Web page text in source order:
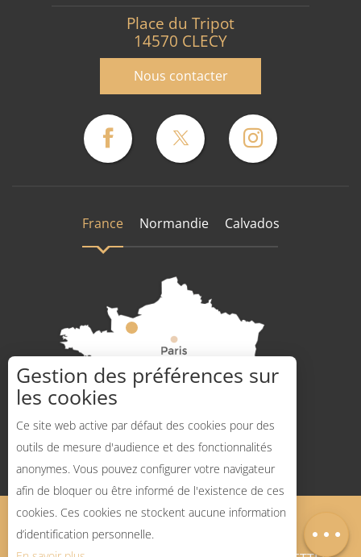
Description
Place du Tripot
14570 CLECY
Nous contacter
France Normandie Calvados
Mentions légales Plan du site
Gestion des préférences sur
les cookies
Ce site web active par défaut des cookies pour des
outils de mesure d'audience et des fonctionnalités
anonymes. Vous pouvez configurer votre navigateur
afin de bloquer ou être informé de l'existence de ces
cookies. Ces cookies ne stockent aucune information
d’identification personnelle.